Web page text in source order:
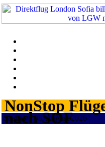
NonStop
nach SOF
Samstag, 08. August 2026 ¦